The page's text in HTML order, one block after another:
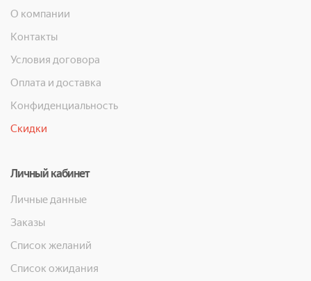
О компании
Контакты
Условия договора
Оплата и доставка
Конфиденциальность
Скидки
Личный кабинет
Личные данные
Заказы
Список желаний
Список ожидания